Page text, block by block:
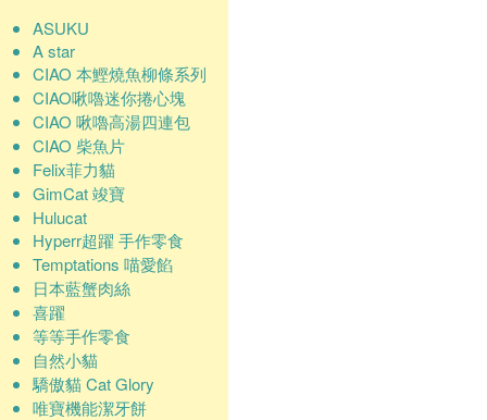
ASUKU
A star
CIAO 本鰹燒魚柳條系列
CIAO啾嚕迷你捲心塊
CIAO 啾嚕高湯四連包
CIAO 柴魚片
Felix菲力貓
GimCat 竣寶
Hulucat
Hyperr超躍 手作零食
Temptations 喵愛餡
日本藍蟹肉絲
喜躍
等等手作零食
自然小貓
驕傲貓 Cat Glory
唯寶機能潔牙餅